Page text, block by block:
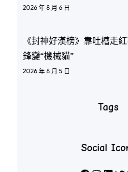
2026 年 8 月 6 日
《封神好漢榜》靠吐槽走
鋒變“機械貓”
2026 年 8 月 5 日
Tags
Social